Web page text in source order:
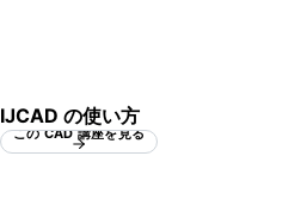
IJCAD の使い方
この CAD 講座を見る